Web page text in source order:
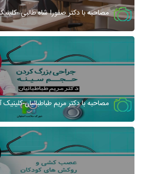
مصاحبه با دکتر صفورا شاه طالبی -
مصاحبه با دکتر مریم طباطبائیان-کلینیک